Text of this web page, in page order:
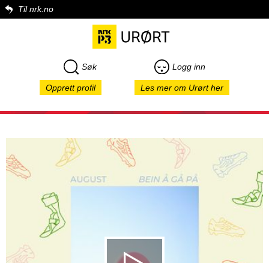
Til nrk.no
Søk Logg inn
Opprett profil Les mer om Urørt her